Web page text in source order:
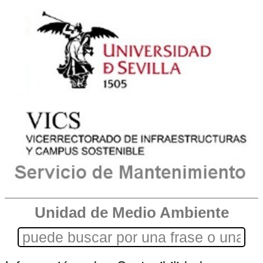
Unidad de Medio Ambiente